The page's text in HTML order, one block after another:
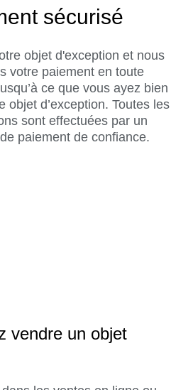
sécurisé
objet d'exception et nous
votre paiement en toute
ce que vous ayez bien
objet d’exception. Toutes les
sont effectuées par un
paiement de confiance.
vendre un objet